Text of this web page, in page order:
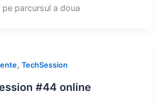
parcursul a doua
, TechSession
#44 online